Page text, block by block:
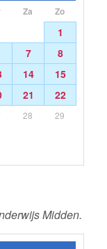
Za Zo
1
7 8
14 15
21 22
28
29
Midden.